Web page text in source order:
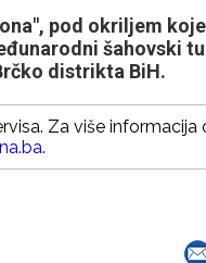
pod okriljem
šahovski
distrikta BiH.
Za više informacija
.